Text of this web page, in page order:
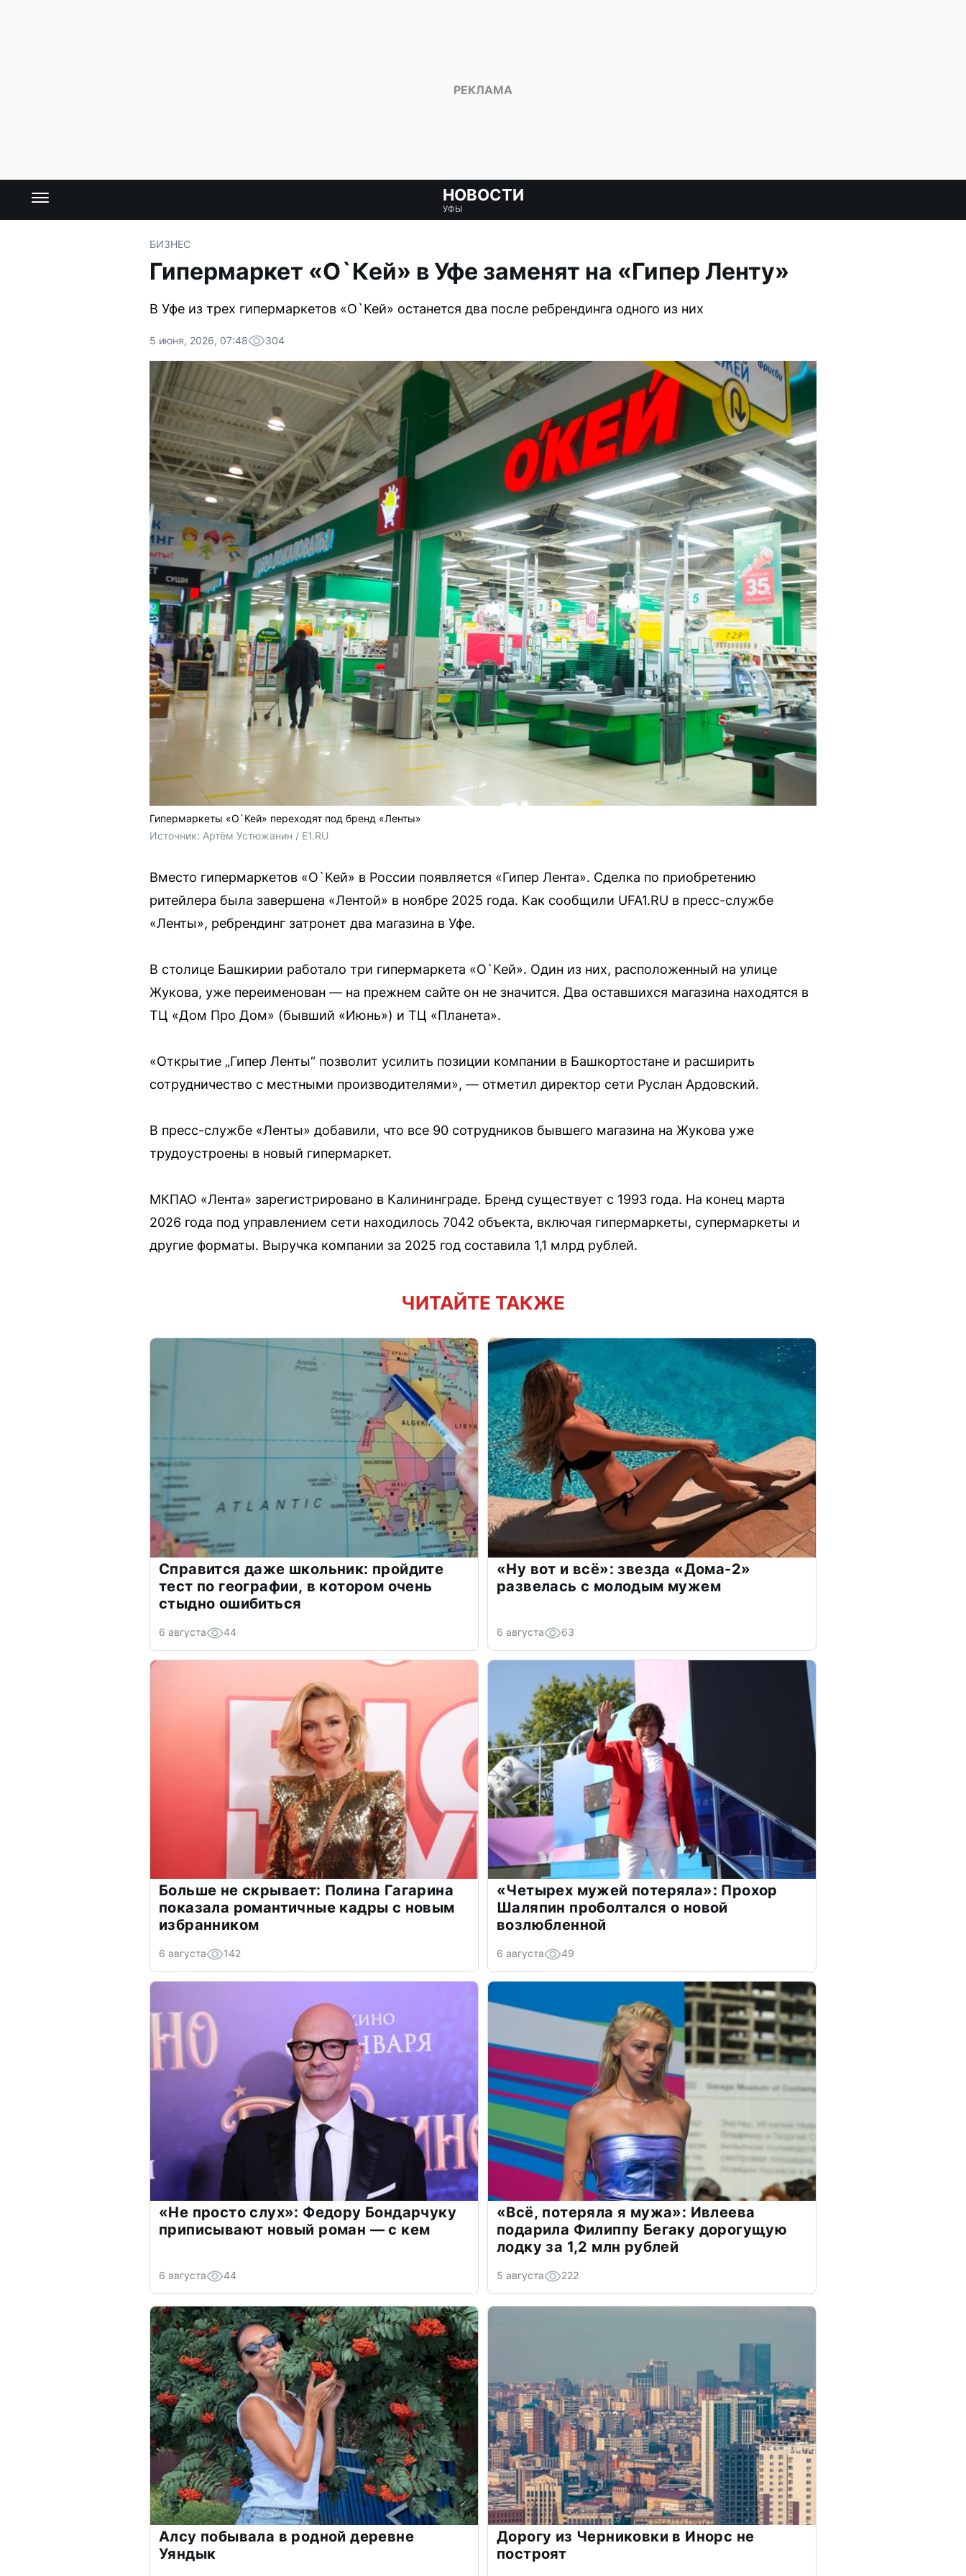
НОВОСТИ
УФЫ
БИЗНЕС
Гипермаркет «О`Кей» в Уфе заменят на «Гипер Ленту»
В Уфе из трех гипермаркетов «О`Кей» останется два после ребрендинга одного из них
5 июня, 2026, 07:48 304
Гипермаркеты «О`Кей» переходят под бренд «Ленты»
Источник: Артём Устюжанин / E1.RU
Вместо гипермаркетов «О`Кей» в России появляется «Гипер Лента». Сделка по приобретению
ритейлера была завершена «Лентой» в ноябре 2025 года. Как сообщили UFA1.RU в пресс-службе
«Ленты», ребрендинг затронет два магазина в Уфе.
В столице Башкирии работало три гипермаркета «О`Кей». Один из них, расположенный на улице
Жукова, уже переименован — на прежнем сайте он не значится. Два оставшихся магазина находятся в
ТЦ «Дом Про Дом» (бывший «Июнь») и ТЦ «Планета».
«Открытие „Гипер Ленты“ позволит усилить позиции компании в Башкортостане и расширить
сотрудничество с местными производителями», — отметил директор сети Руслан Ардовский.
В пресс-службе «Ленты» добавили, что все 90 сотрудников бывшего магазина на Жукова уже
трудоустроены в новый гипермаркет.
МКПАО «Лента» зарегистрировано в Калининграде. Бренд существует с 1993 года. На конец марта
2026 года под управлением сети находилось 7042 объекта, включая гипермаркеты, супермаркеты и
другие форматы. Выручка компании за 2025 год составила 1,1 млрд рублей.
ЧИТАЙТЕ ТАКЖЕ
Справится даже школьник: пройдите
тест по географии, в котором очень
стыдно ошибиться
6 августа 44
«Ну вот и всё»: звезда «Дома-2»
развелась с молодым мужем
6 августа 63
Больше не скрывает: Полина Гагарина
показала романтичные кадры с новым
избранником
6 августа 142
«Четырех мужей потеряла»: Прохор
Шаляпин проболтался о новой
возлюбленной
6 августа 49
«Не просто слух»: Федору Бондарчуку
приписывают новый роман — с кем
6 августа 44
«Всё, потеряла я мужа»: Ивлеева
подарила Филиппу Бегаку дорогущую
лодку за 1,2 млн рублей
5 августа 222
Алсу побывала в родной деревне
Уяндык
Дорогу из Черниковки в Инорс не
построят